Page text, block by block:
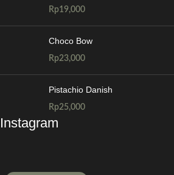
Rp19,000
Choco Bow
Rp23,000
Pistachio Danish
Rp25,000
Instagram